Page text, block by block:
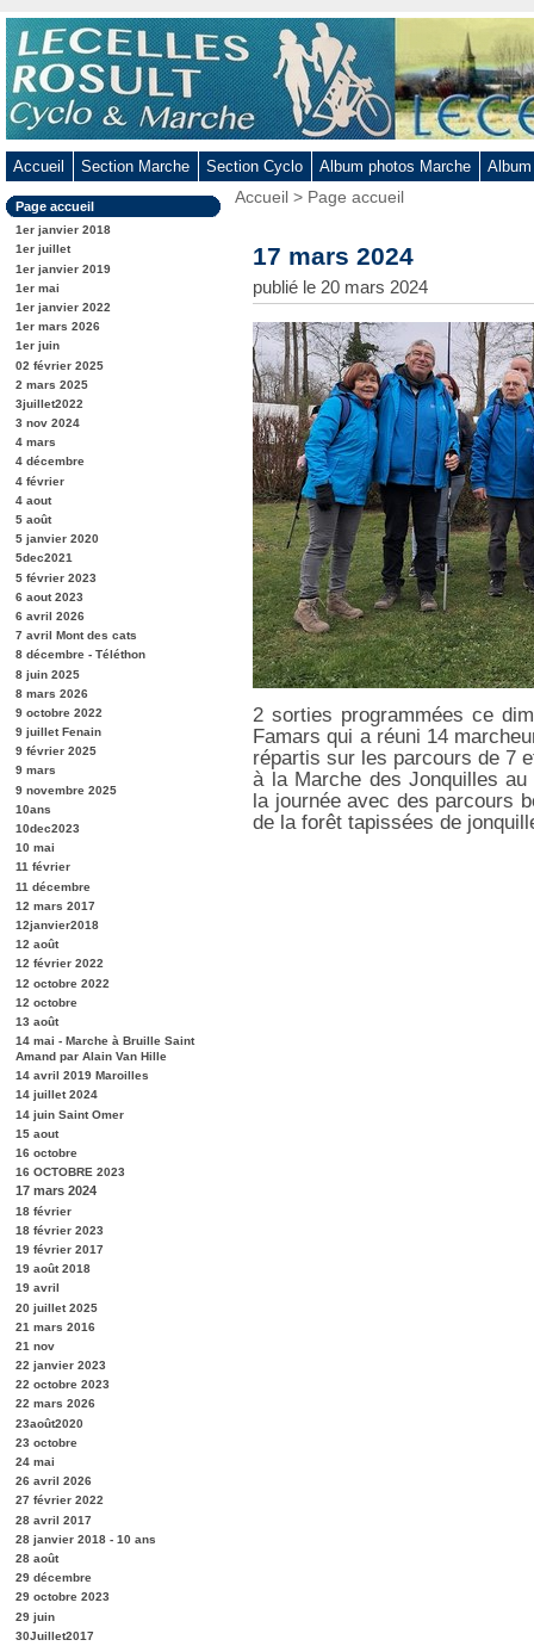
Aller
au
contenu
-
Aller
menu
principal
-
Aller
à
la
recherche
Accueil Section Marche Section Cyclo Album photos Marche
Dans
la
rubrique
:
Page accueil
1er janvier 2018
1er juillet
1er janvier 2019
1er mai
1er janvier 2022
1er mars 2026
1er juin
02 février 2025
2 mars 2025
3juillet2022
3 nov 2024
4 mars
4 décembre
4 février
4 aout
5 août
5 janvier 2020
5dec2021
5 février 2023
6 aout 2023
6 avril 2026
7 avril Mont des cats
8 décembre - Téléthon
8 juin 2025
8 mars 2026
9 octobre 2022
9 juillet Fenain
9 février 2025
9 mars
9 novembre 2025
10ans
10dec2023
10 mai
11 février
11 décembre
12 mars 2017
12janvier2018
12 août
12 février 2022
12 octobre 2022
12 octobre
13 août
14 mai - Marche à Bruille Saint
Amand par Alain Van Hille
14 avril 2019 Maroilles
14 juillet 2024
14 juin Saint Omer
15 aout
16 octobre
16 OCTOBRE 2023
17 mars 2024
18 février
18 février 2023
19 février 2017
19 août 2018
19 avril
20 juillet 2025
21 mars 2016
21 nov
22 janvier 2023
22 octobre 2023
22 mars 2026
23août2020
23 octobre
24 mai
26 avril 2026
27 février 2022
28 avril 2017
28 janvier 2018 - 10 ans
28 août
29 décembre
29 octobre 2023
29 juin
30Juillet2017
Vous
Accueil > Page accueil
17 mars 2024
publié le 20 mars 2024
2 sorties programmées ce
Famars qui a réuni 14
répartis sur les parcours de 7
à la Marche des Jonquilles
la journée avec des parcours
de la forêt tapissées de